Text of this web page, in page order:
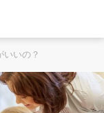
いいの？